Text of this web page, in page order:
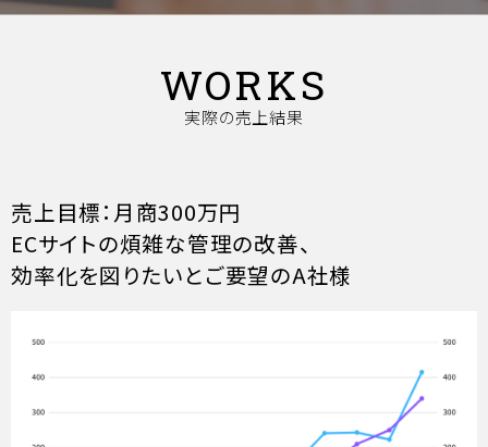
WORKS
実際の売上結果
売上目標：月商300万円
ECサイトの煩雑な管理の改善、
効率化を図りたいとご要望のA社様